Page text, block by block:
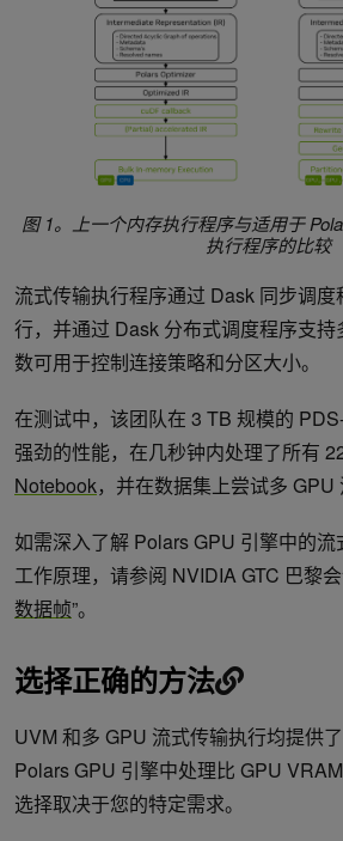
图 1。上一个内存执行程序与适用于
执行程序的比较
流式传输执行程序通过 Dask 同步调
行，并通过 Dask 分布式调度程序支
数可用于控制连接策略和分区大小。
在测试中，该团队在 3 TB 规模的
强劲的性能，在几秒钟内处理了所有
Notebook，并在数据集上尝试多 GPU
如需深入了解 Polars GPU 引擎中的
工作原理，请参阅 NVIDIA GTC 巴黎会
数据帧”。
选择正确的方法
UVM 和多 GPU 流式传输执行均提供
Polars GPU 引擎中处理比 GPU
选择取决于您的特定需求。